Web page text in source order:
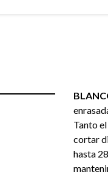
Tanto
cortar
hasta